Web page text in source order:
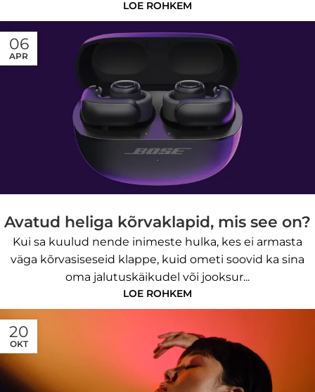
LOE ROHKEM
06
APR
Avatud heliga kõrvaklapid, mis see on?
Kui sa kuulud nende inimeste hulka, kes ei armasta
väga kõrvasiseseid klappe, kuid ometi soovid ka sina
oma jalutuskäikudel või jooksur...
LOE ROHKEM
20
OKT